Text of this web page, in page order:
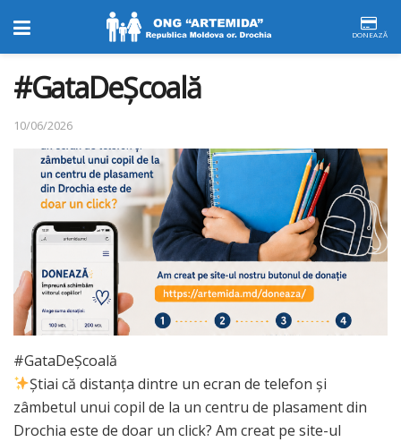
DONEAZĂ
#GataDeȘcoală
10/06/2026
#GataDeȘcoală
Știai că distanța dintre un ecran de telefon și
zâmbetul unui copil de la un centru de plasament din
Drochia este de doar un click? Am creat pe site-ul